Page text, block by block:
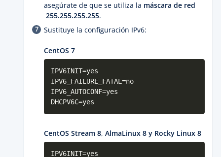
asegúrate de que se utiliza la máscara de red
255.255.255.255.
Sustituye la configuración IPv6:
CentOS 7
IPV6INIT=yes
IPV6_FAILURE_FATAL=no
IPV6_AUTOCONF=yes
DHCPV6C=yes
CentOS Stream 8, AlmaLinux 8 y Rocky Linux 8
IPV6INIT=yes